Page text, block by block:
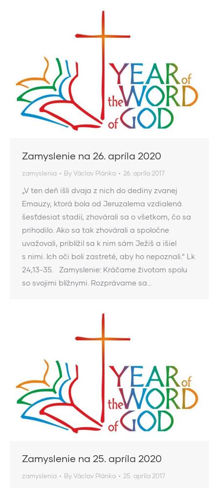
Zamyslenie na 26. apríla 2020
zamyslenia ByVáclav Plánka 26. apríla 2017
„V ten deň išli dvaja z nich do dediny zvanej
Emauzy, ktorá bola od Jeruzalema vzdialená
šesťdesiat stadií, zhovárali sa o všetkom, čo sa
prihodilo. Ako sa tak zhovárali a spoločne
uvažovali, priblížil sa k nim sám Ježiš a išiel
s nimi. Ich oči boli zastreté, aby ho nepoznali.“ Lk
24,13-35. Zamyslenie: Kráčame životom spolu
so svojimi blížnymi. Rozprávame sa…
Zamyslenie na 25. apríla 2020
zamyslenia ByVáclav Plánka 25. apríla 2017